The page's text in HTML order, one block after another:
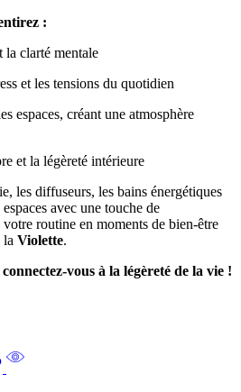
:
la clarté mentale
et les tensions du quotidien
espaces, créant une atmosphère
et la légèreté intérieure
les diffuseurs, les bains énergétiques
avec une touche de
routine en moments de bien-être
la Violette.
vous à la légèreté de la vie !